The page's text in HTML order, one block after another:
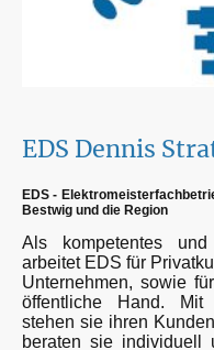
EDS Dennis
EDS -
Bestwig und die Region
Als kompetentes und
arbeitet EDS für
Unternehmen, sowie
öffentliche Hand. Mit
stehen sie ihren
beraten sie individuell